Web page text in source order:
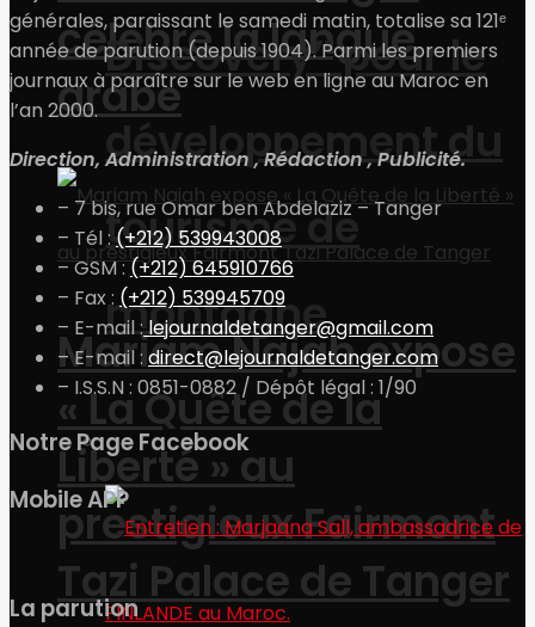
célèbre la langue
arabe
Mariam Najah expose
« La Quête de la
Liberté » au
prestigieux Fairmont
Tazi Palace de Tanger
Discovery” pour le
développement du
tourisme de
montagne
Economie
générales, paraissant le samedi matin, totalise sa 121ᵉ
année de parution (depuis 1904). Parmi les premiers
journaux à paraître sur le web en ligne au Maroc en
l’an 2000.
Direction, Administration , Rédaction , Publicité.
– 7 bis, rue Omar ben Abdelaziz – Tanger
– Tél : (+212) 539943008
– GSM :(+212) 645910766
– Fax : (+212) 539945709
– E-mail :lejournaldetanger@gmail.com
– E-mail : direct@lejournaldetanger.com
– I.S.S.N : 0851-0882 / Dépôt légal : 1/90
Notre Page Facebook
Mobile APP
La parution